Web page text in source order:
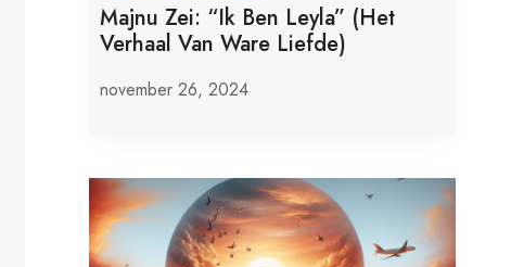
Majnu Zei: “Ik Ben Leyla” (Het
Verhaal Van Ware Liefde)
november 26, 2024